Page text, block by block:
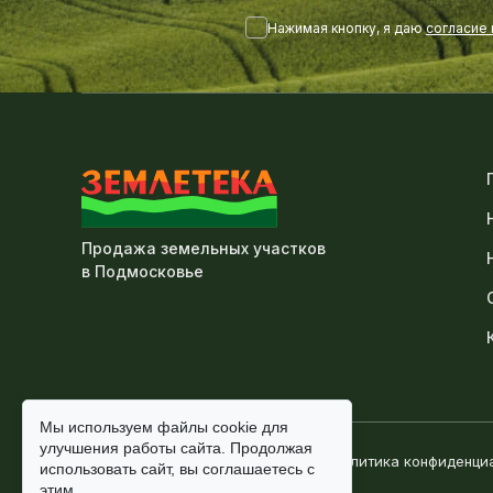
Нажимая кнопку, я даю
Продажа земельных участков
в Подмосковье
© Землетека, 2010-2026 Политика
Мы используем файлы cookie для
улучшения работы сайта. Продолжая
использовать сайт, вы соглашаетесь с